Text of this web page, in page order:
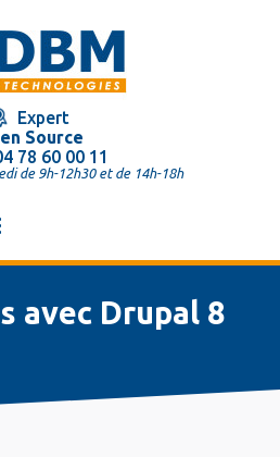
Expert
Source
78 60 00 11
de 9h-12h30 et de 14h-18h
avec Drupal 8